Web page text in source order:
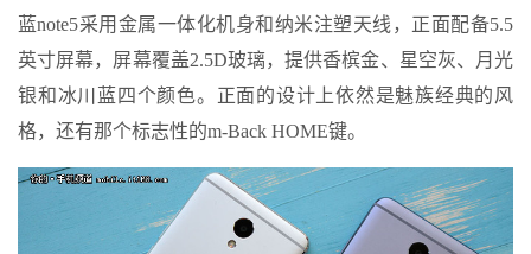
蓝note5采用金属一体化机身和纳米注塑天线，正面配备5.5
英寸屏幕，屏幕覆盖2.5D玻璃，提供香槟金、星空灰、月光
银和冰川蓝四个颜色。正面的设计上依然是魅族经典的风
格，还有那个标志性的m-Back HOME键。